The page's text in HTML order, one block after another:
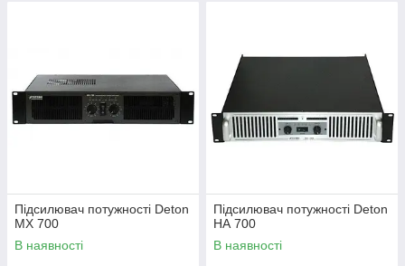
Підсилювач потужності Deton
MX 700
В наявності
Підсилювач потужності Deton
НА 700
В наявності